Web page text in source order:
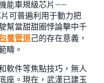
能車規級芯片——
可普遍利用于動力把
幫當甜甜圈悖論擊中千
養管道己的存在意義，
疇。
軟件等焦點技巧，無人
座。現在，武漢已建玉